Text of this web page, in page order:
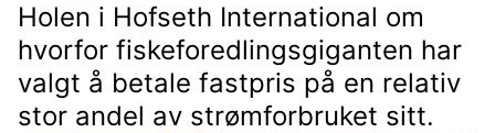
Holen i Hofseth International om
hvorfor fiskeforedlingsgiganten har
valgt å betale fastpris på en relativ
stor andel av strømforbruket sitt.